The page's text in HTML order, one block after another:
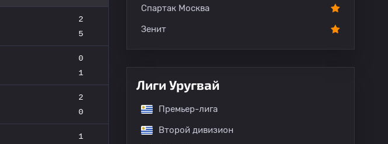
2
5
0
1
2
0
1
Спартак Москва
Зенит
Лиги Уругвай
Премьер-лига
Второй дивизион